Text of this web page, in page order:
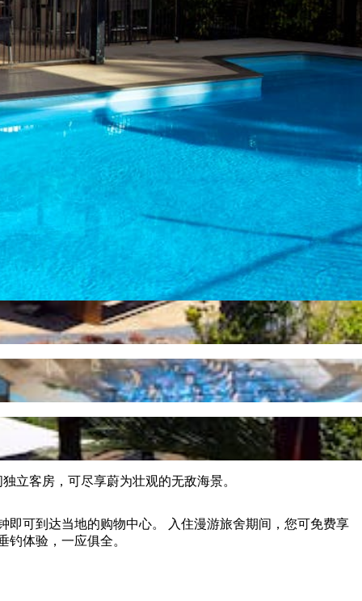
立客房，可尽享蔚为壮观的无敌海景。
入住漫游旅舍期间，您可免费享
垂钓体验，一应俱全。